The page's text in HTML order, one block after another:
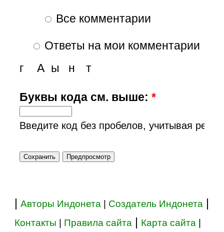
Все комментарии
Ответы на мои комментарии
А
г ы т
н
Буквы кода см. выше:*
Введите код без пробелов, учитывая
|Авторы Индонета | Создатель Индонета |
Контакты | Правила сайта | Карта сайта |